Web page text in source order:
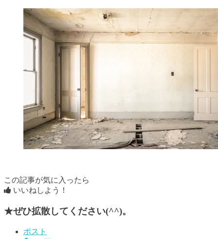
この記事が気に入ったら
いいねしよう！
★ぜひ拡散してください(^^)。
ポスト